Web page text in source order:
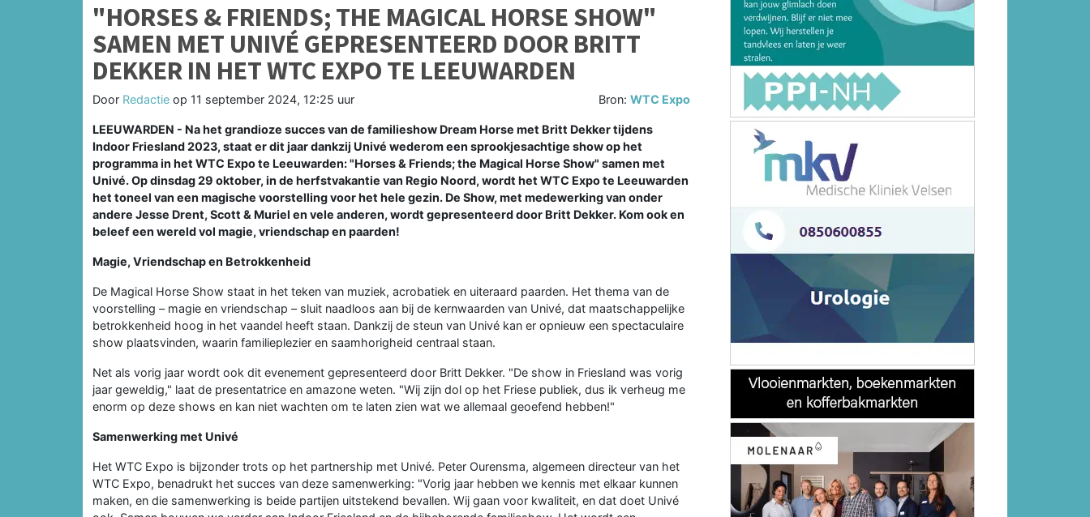
"HORSES & FRIENDS; THE MAGICAL HORSE SHOW"
SAMEN MET UNIVÉ GEPRESENTEERD DOOR BRITT
DEKKER IN HET WTC EXPO TE LEEUWARDEN
Door Redactie op 11 september 2024, 12:25 uur Bron:WTC Expo
LEEUWARDEN - Na het grandioze succes van de familieshow Dream Horse met Britt Dekker tijdens
Indoor Friesland 2023, staat er dit jaar dankzij Univé wederom een sprookjesachtige show op het
programma in het WTC Expo te Leeuwarden: "Horses & Friends; the Magical Horse Show" samen met
Univé. Op dinsdag 29 oktober, in de herfstvakantie van Regio Noord, wordt het WTC Expo te Leeuwarden
het toneel van een magische voorstelling voor het hele gezin. De Show, met medewerking van onder
andere Jesse Drent, Scott & Muriel en vele anderen, wordt gepresenteerd door Britt Dekker. Kom ook en
beleef een wereld vol magie, vriendschap en paarden!
Magie, Vriendschap en Betrokkenheid
De Magical Horse Show staat in het teken van muziek, acrobatiek en uiteraard paarden. Het thema van de
voorstelling – magie en vriendschap – sluit naadloos aan bij de kernwaarden van Univé, dat maatschappelijke
betrokkenheid hoog in het vaandel heeft staan. Dankzij de steun van Univé kan er opnieuw een spectaculaire
show plaatsvinden, waarin familieplezier en saamhorigheid centraal staan.
Net als vorig jaar wordt ook dit evenement gepresenteerd door Britt Dekker. "De show in Friesland was vorig
jaar geweldig," laat de presentatrice en amazone weten. "Wij zijn dol op het Friese publiek, dus ik verheug me
enorm op deze shows en kan niet wachten om te laten zien wat we allemaal geoefend hebben!"
Samenwerking met Univé
Het WTC Expo is bijzonder trots op het partnership met Univé. Peter Ourensma, algemeen directeur van het
WTC Expo, benadrukt het succes van deze samenwerking: "Vorig jaar hebben we kennis met elkaar kunnen
maken, en die samenwerking is beide partijen uitstekend bevallen. Wij gaan voor kwaliteit, en dat doet Univé